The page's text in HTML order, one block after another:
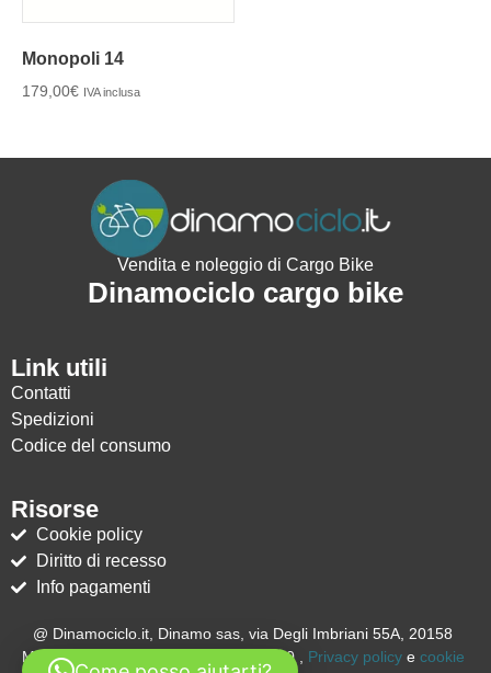
Monopoli 14
179,00€ IVA inclusa
Vendita e noleggio di Cargo Bike
Dinamociclo cargo bike
Link utili
Contatti
Spedizioni
Codice del consumo
Risorse
Cookie policy
Diritto di recesso
Info pagamenti
@ Dinamociclo.it, Dinamo sas, via Degli Imbriani 55A, 20158
Milano (MI) – Italia, P.IVA 05653070960 , Privacy policye cookie